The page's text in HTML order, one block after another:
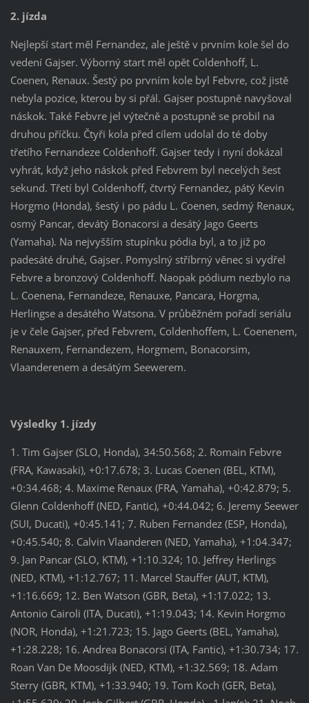
2. jízda
Nejlepší start měl Fernandez, ale ještě v prvním kole šel do
vedení Gajser. Výborný start měl opět Coldenhoff, L.
Coenen, Renaux. Šestý po prvním kole byl Febvre, což jistě
nebyla pozice, kterou by si přál. Gajser postupně navyšoval
náskok. Také Febvre jel výtečně a postupně se probil na
druhou příčku. Čtyři kola před cílem udolal do té doby
třetího Fernandeze Coldenhoff. Gajser tedy i nyní dokázal
vyhrát, když jeho náskok před Febvrem byl necelých šest
sekund. Třetí byl Coldenhoff, čtvrtý Fernandez, pátý Kevin
Horgmo (Honda), šestý i po pádu L. Coenen, sedmý Renaux,
osmý Pancar, devátý Bonacorsi a desátý Jago Geerts
(Yamaha). Na nejvyšším stupínku pódia byl, a to již po
padesáté druhé, Gajser. Pomyslný stříbrný věnec si vydřel
Febvre a bronzový Coldenhoff. Naopak pódium nezbylo na
L. Coenena, Fernandeze, Renauxe, Pancara, Horgma,
Herlingse a desátého Watsona. V průběžném pořadí seriálu
je v čele Gajser, před Febvrem, Coldenhoffem, L. Coenenem,
Renauxem, Fernandezem, Horgmem, Bonacorsim,
Vlaanderenem a desátým Seewerem.
Výsledky 1. jízdy
1. Tim Gajser (SLO, Honda), 34:50.568; 2. Romain Febvre
(FRA, Kawasaki), +0:17.678; 3. Lucas Coenen (BEL, KTM),
+0:34.468; 4. Maxime Renaux (FRA, Yamaha), +0:42.879; 5.
Glenn Coldenhoff (NED, Fantic), +0:44.042; 6. Jeremy Seewer
(SUI, Ducati), +0:45.141; 7. Ruben Fernandez (ESP, Honda),
+0:45.540; 8. Calvin Vlaanderen (NED, Yamaha), +1:04.347;
9. Jan Pancar (SLO, KTM), +1:10.324; 10. Jeffrey Herlings
(NED, KTM), +1:12.767; 11. Marcel Stauffer (AUT, KTM),
+1:16.669; 12. Ben Watson (GBR, Beta), +1:17.022; 13.
Antonio Cairoli (ITA, Ducati), +1:19.043; 14. Kevin Horgmo
(NOR, Honda), +1:21.723; 15. Jago Geerts (BEL, Yamaha),
+1:28.228; 16. Andrea Bonacorsi (ITA, Fantic), +1:30.734; 17.
Roan Van De Moosdijk (NED, KTM), +1:32.569; 18. Adam
Sterry (GBR, KTM), +1:33.940; 19. Tom Koch (GER, Beta),